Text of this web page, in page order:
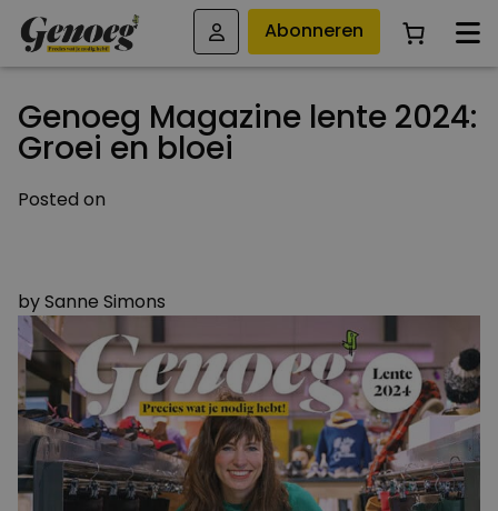
Abonneren
Genoeg Magazine lente 2024:
Groei en bloei
Posted on
bySanne Simons